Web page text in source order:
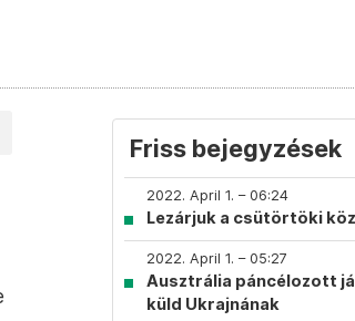
Friss bejegyzések
2022. April 1. – 06:24
Lezárjuk a csütörtöki
2022. April 1. – 05:27
Ausztrália páncélozott
küld Ukrajnának